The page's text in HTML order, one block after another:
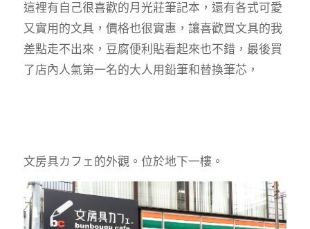
這裡有自己很喜歡的月光莊筆記本，還有各式可愛
又實用的文具，價格也很實惠，讓喜歡買文具的我
差點走不出來，豆腐便利貼看起來也不錯，最後買
了店內人氣第一名的大人用鉛筆和替換筆芯，
文房具カフェ的外觀。位於地下一樓。